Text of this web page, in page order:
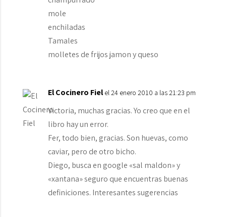
mole
enchiladas
Tamales
molletes de frijos jamon y queso
El Cocinero Fiel el 24 enero 2010 a las 21:23 pm
Victoria, muchas gracias. Yo creo que en el
libro hay un error.
Fer, todo bien, gracias. Son huevas, como
caviar, pero de otro bicho.
Diego, busca en google «sal maldon» y
«xantana» seguro que encuentras buenas
definiciones. Interesantes sugerencias